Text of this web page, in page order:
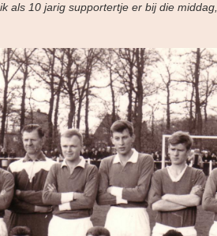
als 10 jarig supportertje er bij die